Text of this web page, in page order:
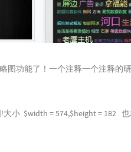
图功能了！一个注释一个注释的
小 $width = 574,$height = 182